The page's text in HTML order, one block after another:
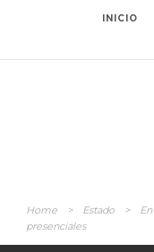
INICIO
Home > Estado >
presenciales